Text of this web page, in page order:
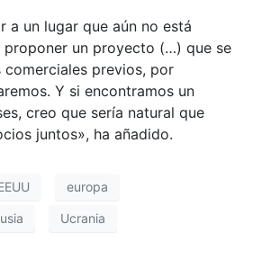
a un lugar que aún no está
proponer un proyecto (…) que se
comerciales previos, por
Y si encontramos un
creo que sería natural que
juntos», ha añadido.
europa
Ucrania